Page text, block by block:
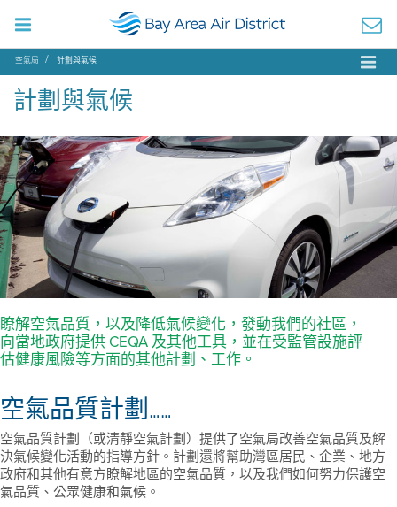
空氣局 計劃與氣候
計劃與氣候
瞭解空氣品質，以及降低氣候變化，發動我們的社區，
向當地政府提供 CEQA 及其他工具，並在受監管設施評
估健康風險等方面的其他計劃、工作。
空氣品質計劃……
空氣品質計劃（或清靜空氣計劃）提供了空氣局改善空氣品質及解
決氣候變化活動的指導方針。計劃還將幫助灣區居民、企業、地方
政府和其他有意方瞭解地區的空氣品質，以及我們如何努力保護空
氣品質、公眾健康和氣候。